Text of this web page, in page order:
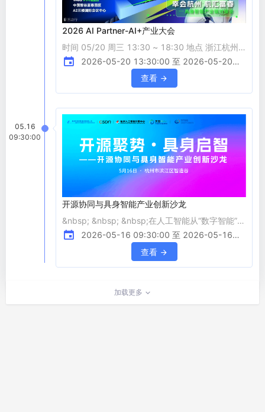
2026 AI Partner-AI+产业大会
时间 05/20 周三 13:30 ~ 18:30 地点 浙江杭州
中国智谷富春园区A2三楼国际会议中心 &nbsp;
2026-05-20 13:30:00 至 2026-05-20
查看
05.16
09:30:00
开源协同与具身智能产业创新沙龙
&nbsp; &nbsp; &nbsp;在人工智能从“数字智能”迈
向“物理智能”的关键阶段，具身智能正成为连接大
模型能力与现实世界执行的核心桥梁。 &nbsp;
&nbsp; &nbsp;开源，正在从技术协作方式，演进
面对跨学科融合、软硬件深度耦合与复杂物理交互
等挑战，全球开源生态正在加速突破技术、数据与
2026-05-16 09:30:00 至 2026-05-16
查看
加载更多